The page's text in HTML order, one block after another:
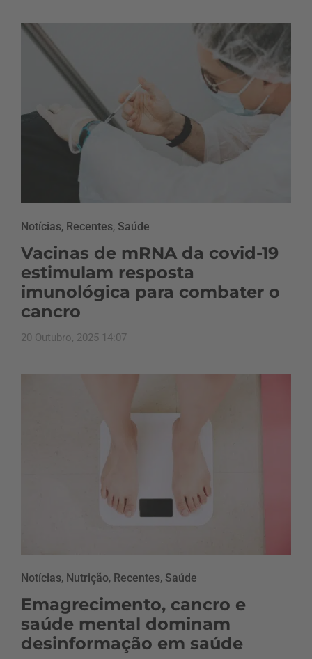
Notícias, Recentes, Saúde
Vacinas de mRNA da covid-19
estimulam resposta
imunológica para combater o
cancro
20 Outubro, 2025 14:07
Notícias, Nutrição, Recentes, Saúde
Emagrecimento, cancro e
saúde mental dominam
desinformação em saúde